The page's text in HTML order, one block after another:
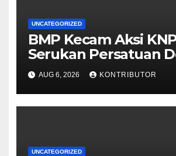
UNCATEGORIZED
BMP Kecam Aksi
Serukan Persatuan
Papua yang Kondusif
AUG 6, 2026 KONTRIBUTOR
UNCATEGORIZED